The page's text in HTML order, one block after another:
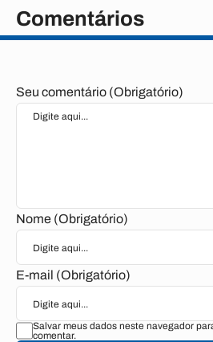
Comentários
Seu comentário (Obrigatório)
Nome (Obrigatório)
E-mail (Obrigatório)
Salvar meus dados neste navegador
comentar.